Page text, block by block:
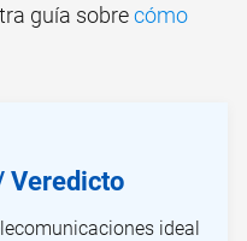
guía sobrecómo
Veredicto
ideal